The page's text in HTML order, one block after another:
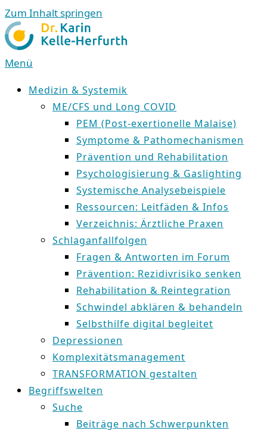
Zum Inhalt springen
Menü
Medizin & Systemik
ME/CFS und Long COVID
PEM (Post-exertionelle Malaise)
Symptome & Pathomechanismen
Prävention und Rehabilitation
Psychologisierung & Gaslighting
Systemische Analysebeispiele
Ressourcen: Leitfäden & Infos
Verzeichnis: Ärztliche Praxen
Schlaganfallfolgen
Fragen & Antworten im Forum
Prävention: Rezidivrisiko senken
Rehabilitation & Reintegration
Schwindel abklären & behandeln
Selbsthilfe digital begleitet
Depressionen
Komplexitätsmanagement
TRANSFORMATION gestalten
Begriffswelten
Suche
Beiträge nach Schwerpunkten